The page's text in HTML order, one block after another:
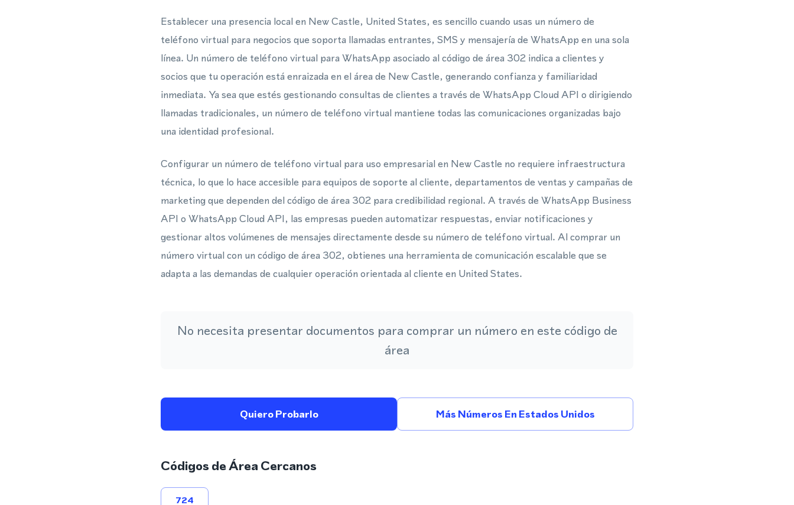
Establecer una presencia local en New Castle, United States, es sencillo cuando usas un número de
teléfono virtual para negocios que soporta llamadas entrantes, SMS y mensajería de WhatsApp en una sola
línea. Un número de teléfono virtual para WhatsApp asociado al código de área 302 indica a clientes y
socios que tu operación está enraizada en el área de New Castle, generando confianza y familiaridad
inmediata. Ya sea que estés gestionando consultas de clientes a través de WhatsApp Cloud API o dirigiendo
llamadas tradicionales, un número de teléfono virtual mantiene todas las comunicaciones organizadas bajo
una identidad profesional.
Configurar un número de teléfono virtual para uso empresarial en New Castle no requiere infraestructura
técnica, lo que lo hace accesible para equipos de soporte al cliente, departamentos de ventas y campañas de
marketing que dependen del código de área 302 para credibilidad regional. A través de WhatsApp Business
API o WhatsApp Cloud API, las empresas pueden automatizar respuestas, enviar notificaciones y
gestionar altos volúmenes de mensajes directamente desde su número de teléfono virtual. Al comprar un
número virtual con un código de área 302, obtienes una herramienta de comunicación escalable que se
adapta a las demandas de cualquier operación orientada al cliente en United States.
No necesita presentar documentos para comprar un número en este código de
área
Quiero Probarlo Más Números En Estados Unidos
Códigos de Área Cercanos
724